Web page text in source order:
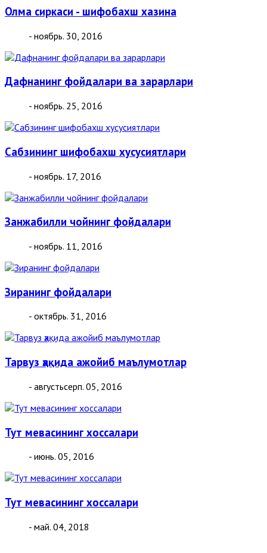
Олма сиркаси - шифобахш хазина
- ноябрь. 30, 2016
Дафнанинг фойдалари ва зарарлари
- ноябрь. 25, 2016
Сабзининг шифобахш хусусиятлари
- ноябрь. 17, 2016
Занжабилли чойнинг фойдалари
- ноябрь. 11, 2016
Зиранинг фойдалари
- октябрь. 31, 2016
Тарвуз ҳақида ажойиб маълумотлар
- августьсерп. 05, 2016
Тут мевасининг хоссалари
- июнь. 05, 2016
Тут мевасининг хоссалари
- май. 04, 2018